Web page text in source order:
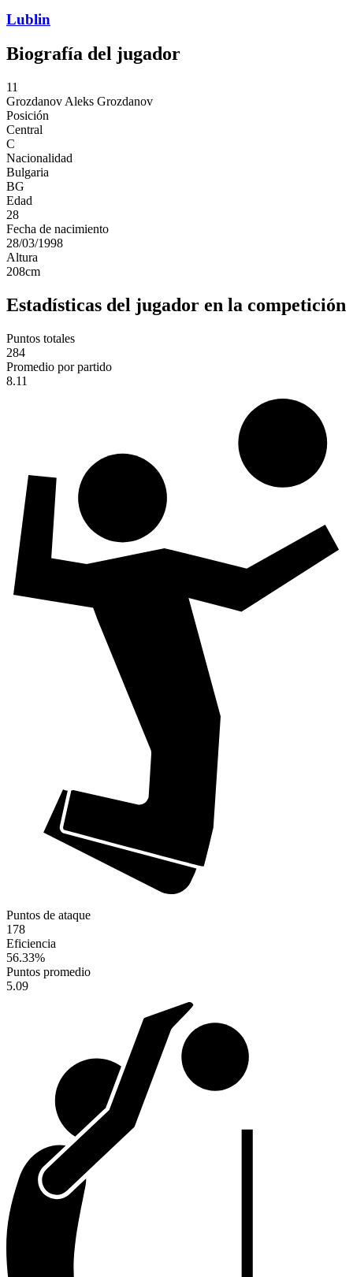
Lublin
Biografía del jugador
11
Grozdanov Aleks Grozdanov
Posición
Central
C
Nacionalidad
Bulgaria
BG
Edad
28
Fecha de nacimiento
28/03/1998
Altura
208cm
Estadísticas del jugador en la competición
Puntos totales
284
Promedio por partido
8.11
Puntos de ataque
178
Eficiencia
56.33%
Puntos promedio
5.09